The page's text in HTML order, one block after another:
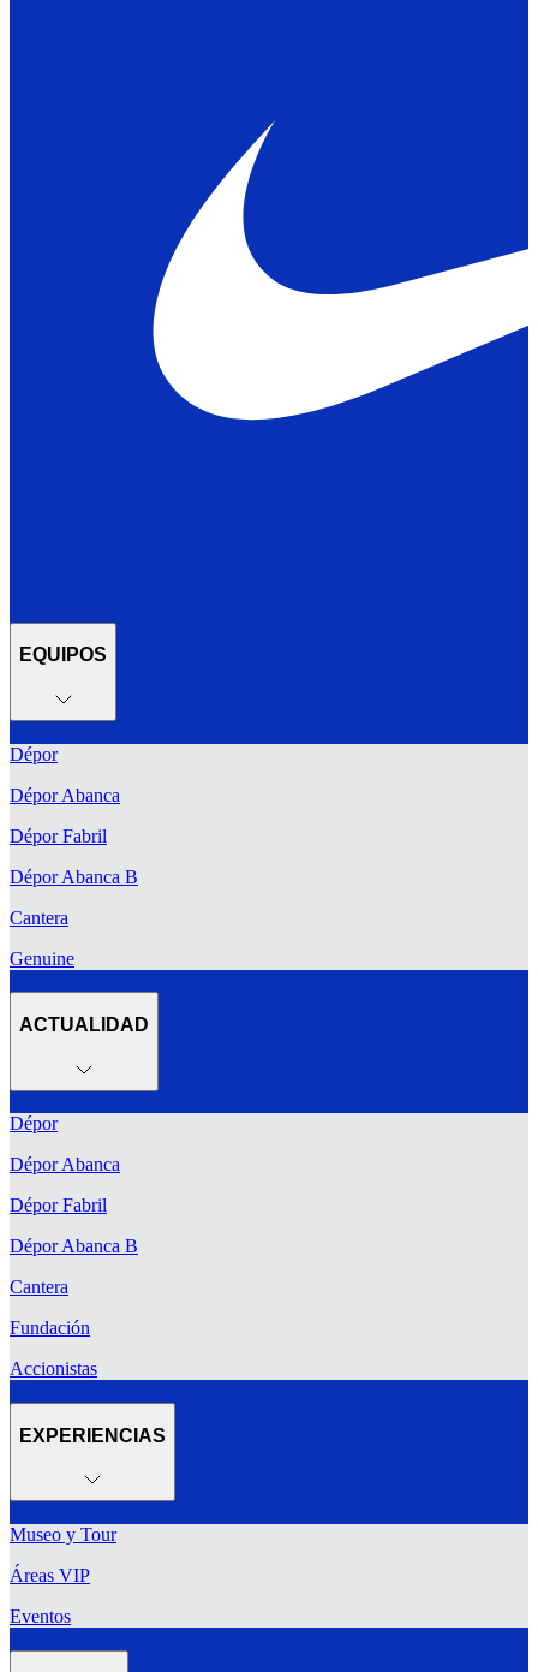
EQUIPOS
Dépor
Dépor Abanca
Dépor Fabril
Dépor Abanca B
Cantera
Genuine
ACTUALIDAD
Dépor
Dépor Abanca
Dépor Fabril
Dépor Abanca B
Cantera
Fundación
Accionistas
EXPERIENCIAS
Museo y Tour
Áreas VIP
Eventos